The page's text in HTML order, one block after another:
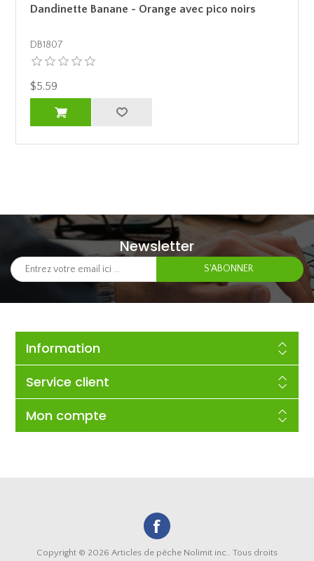
Dandinette Banane - Orange avec pico noirs
DB1807
$5.59
Newsletter
Information
Service client
Mon compte
Copyright © 2026 Articles de pêche Nolimit inc.. Tous droits